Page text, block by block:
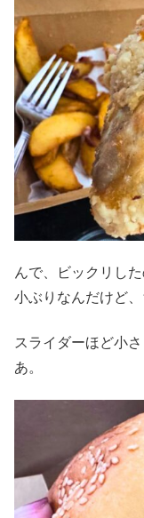
んで、ビックリし
小ぶりなんだけど
スライダーほど小
あ。